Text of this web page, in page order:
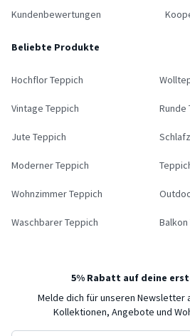
Kundenbewertungen
Beliebte Produkte
Hochflor Teppich
Vintage Teppich Runde
Jute Teppich
Moderner Teppich
Wohnzimmer Teppich
Waschbarer Teppich
5% Rabatt auf deine
Melde dich für unseren Newsletter
Kollektionen, Angebote und